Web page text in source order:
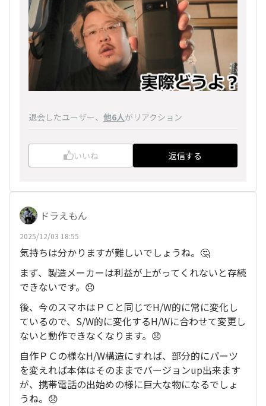
退会したユーザー、 他6人がリアクション
いいね 返信する
ドラえもん
2025/12/03 18:55
気持ちは分かりますが難しいでしょうね。🤔
まず、製造メーカーは利益が上がってくれないと存続
できないです。😞
後、今のスマホはＰＣと同じでH/W的に常に変化し
ているので、S/W的に変化するH/Wに合わせて変更し
ないと動作できなくなります。😞
自作ＰＣの様なH/W構造にすれば、部分的にパーツ
を変えれば本体はそのままでバージョンup出来ます
が、携帯電話の出始めの様に巨大な物になるでしょ
うね。😞